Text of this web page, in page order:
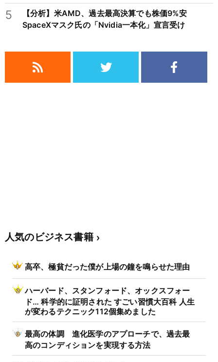
5
【分析】米AMD、過去最高決算でも株価9%安
SpaceXマスク氏の「Nvidia一本化」宣言受け
人気のビジネス書籍
高卒、極貧だった僕が上場の鐘を鳴らせた理由
ハーバード、スタンフォード、オックスフォー
ド… 科学的に証明された すごい習慣大百科 人生
が変わるテクニック112個集めました
最高の体調 進化医学のアプローチで、過去最
高のコンディションを実現する方法